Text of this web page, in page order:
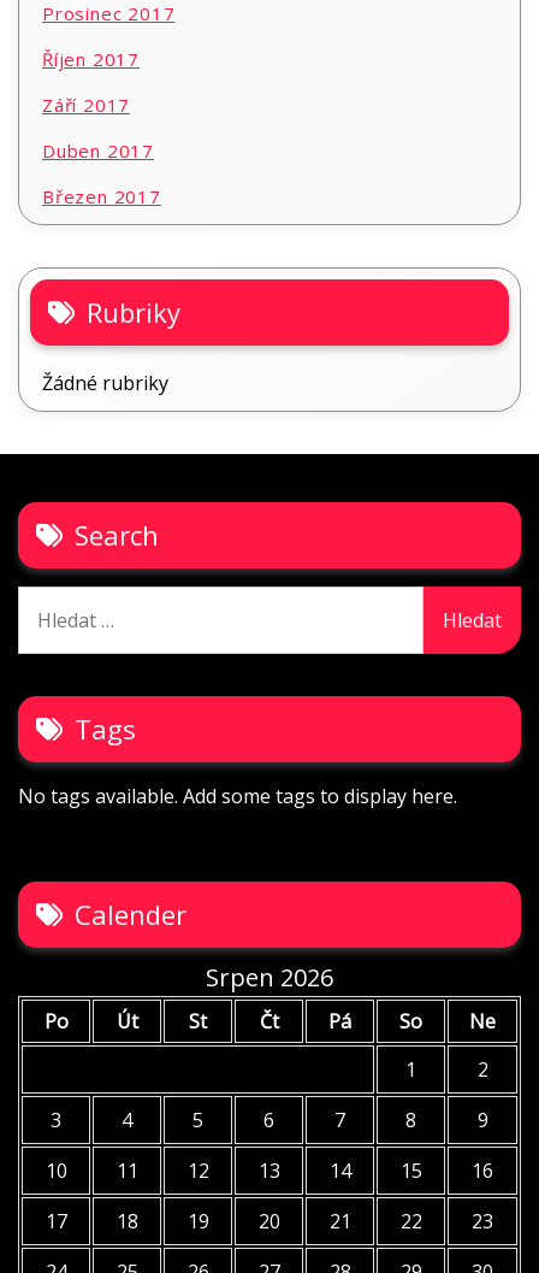
Prosinec 2017
Říjen 2017
Září 2017
Duben 2017
Březen 2017
Rubriky
Žádné rubriky
Search
Tags
No tags available. Add some tags to display here.
Calender
Srpen 2026
Po Út St Čt Pá So
Ne
1
2
3
4 5 6 7 8
9
10
11 12 13 14 15
16
17
18 19 20 21 22
23